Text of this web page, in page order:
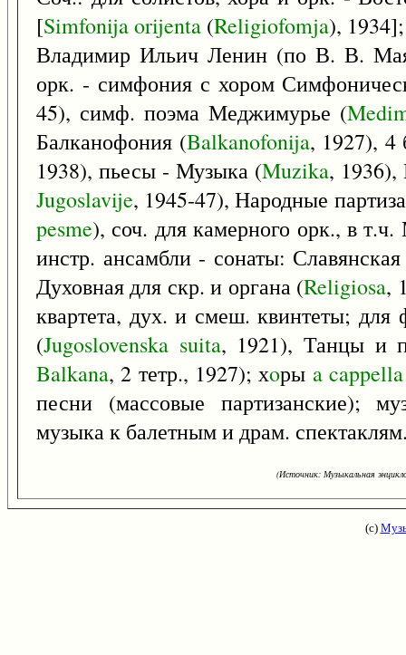
[Simfonijaorijenta (Religiofomja),
Владимир Ильич Ленин (по В. В.
орк. - симфония с хором
45), симф. поэма Меджимурье (
Балканофония (Balkanofonija, 1927), 4
1938), пьесы - Музыка (Muzika,
Jugoslavije, 1945-47), Народные
pesme), соч. для камерного орк., в
инстр. ансамбли - сонаты:
Духовная для скр. и органа (Religiosa,
квартета, дух. и смеш. квинтеты;
(Jugoslovenska suita, 1921), Танцы и
Balkana, 2 тетр., 1927); хoры a cappella
песни (массовые партизанские);
музыка к балетным и драм.
(Источник: Музыкальная
(с)